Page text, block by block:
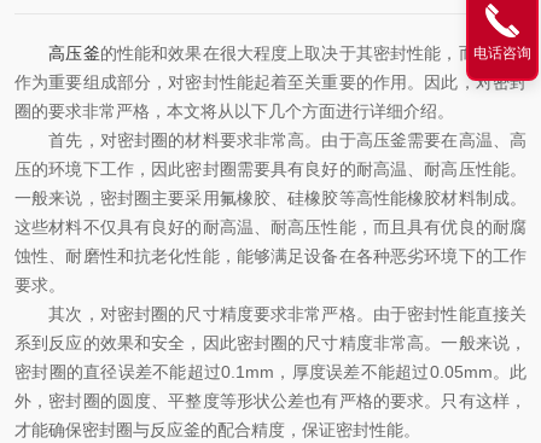
高压釜的性能和效果在很大程度上取决于其密封性能，而密封圈
作为重要组成部分，对密封性能起着至关重要的作用。因此，对密封
圈的要求非常严格，本文将从以下几个方面进行详细介绍。
首先，对密封圈的材料要求非常高。由于高压釜需要在高温、高
压的环境下工作，因此密封圈需要具有良好的耐高温、耐高压性能。
一般来说，密封圈主要采用氟橡胶、硅橡胶等高性能橡胶材料制成。
这些材料不仅具有良好的耐高温、耐高压性能，而且具有优良的耐腐
蚀性、耐磨性和抗老化性能，能够满足设备在各种恶劣环境下的工作
要求。
其次，对密封圈的尺寸精度要求非常严格。由于密封性能直接关
系到反应的效果和安全，因此密封圈的尺寸精度非常高。一般来说，
密封圈的直径误差不能超过0.1mm，厚度误差不能超过0.05mm。此
外，密封圈的圆度、平整度等形状公差也有严格的要求。只有这样，
才能确保密封圈与反应釜的配合精度，保证密封性能。
电话咨询